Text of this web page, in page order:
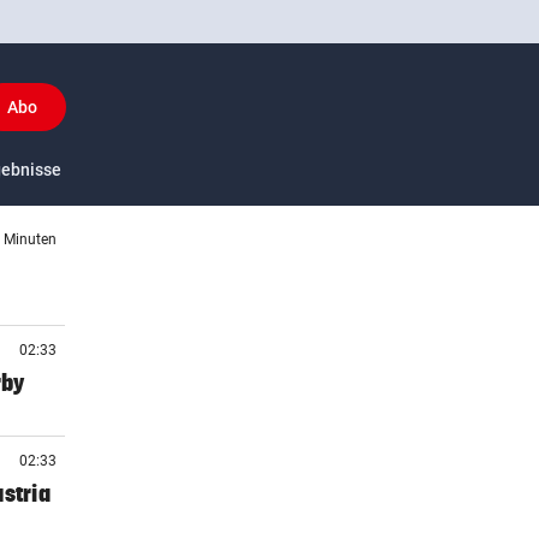
Abo
US-Sport
Minuten
02:33
02:33